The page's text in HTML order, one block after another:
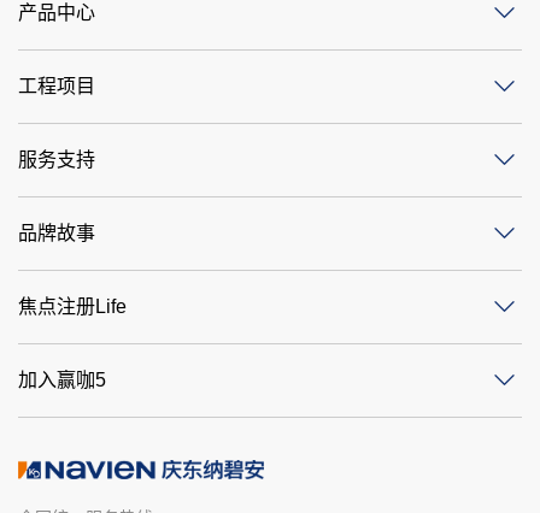
产品中心
工程项目
服务支持
品牌故事
焦点注册Life
加入赢咖5